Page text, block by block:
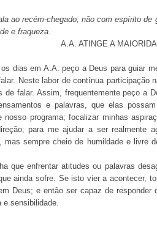
ao recém-chegado, não com espírito de
e fraqueza.
A.A. ATINGE A
os dias em A.A. peço a Deus para guiar
Neste labor de contínua participação
de falar. Assim, frequentemente peço a
e palavras, que elas
nosso programa; focalizar minhas
para me ajudar a ser realmente
mas sempre cheio de humildade e livre
que enfrentar atitudes ou palavras
ainda sofre. Se isto vier a acontecer,
Deus; e então ser capaz de responder
e sensibilidade.